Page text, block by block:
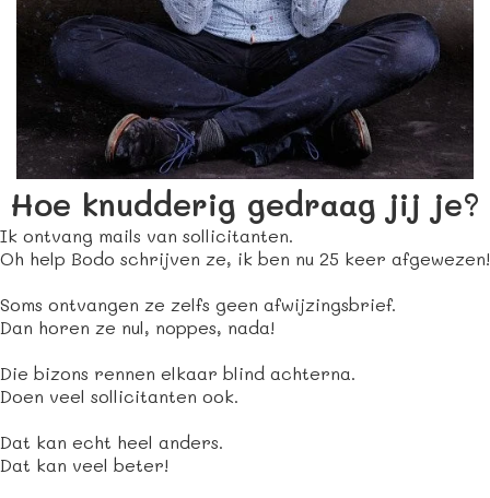
Hoe knudderig gedraag jij je?
Ik ontvang mails van sollicitanten.
Oh help Bodo schrijven ze, ik ben nu 25 keer afgewezen!
Soms ontvangen ze zelfs geen afwijzingsbrief.
Dan horen ze nul, noppes, nada!
Die bizons rennen elkaar blind achterna.
Doen veel sollicitanten ook.
Dat kan echt heel anders.
Dat kan veel beter!